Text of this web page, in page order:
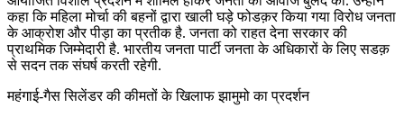
कहा कि महिला मोर्चा की बहनों द्वारा खाली घड़े फोडक़र किया गया विरोध जनता
के आक्रोश और पीड़ा का प्रतीक है. जनता को राहत देना सरकार की
प्राथमिक जिम्मेदारी है. भारतीय जनता पार्टी जनता के अधिकारों के लिए सडक़
से सदन तक संघर्ष करती रहेगी.
महंगाई-गैस सिलेंडर की कीमतों के खिलाफ झामुमो का प्रदर्शन